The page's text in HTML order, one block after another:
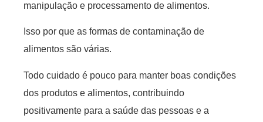
manipulação e processamento de alimentos.
Isso por que as formas de contaminação de
alimentos são várias.
Todo cuidado é pouco para manter boas condições
dos produtos e alimentos, contribuindo
positivamente para a saúde das pessoas e a